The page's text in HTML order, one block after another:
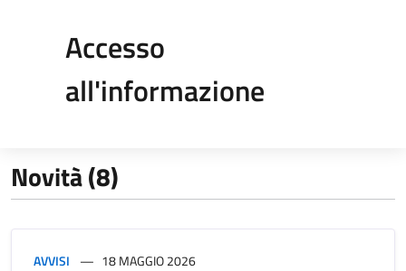
Accesso
all'informazione
Novità (8)
AVVISI 18 MAGGIO 2026